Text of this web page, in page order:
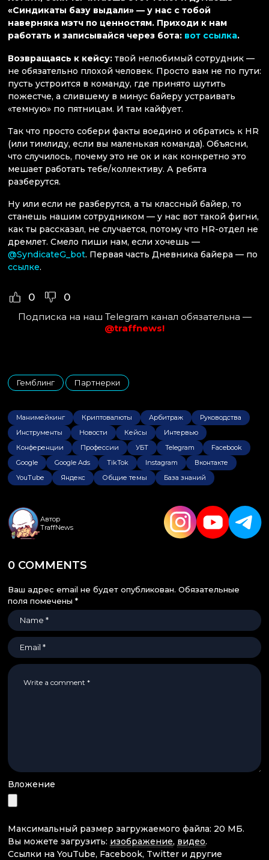
«Синдикаты базу выдали» — у нас с тобой
наверняка мэтч по ценностям. Приходи к нам
работать и записывайся через бота: вот ссылка.
Возвращаясь к кейсу: твой нелюбимый сотрудник —
не обязательно плохой человек. Просто вам не по пути:
пусть устроится в команду, где принято шутить
пожестче, а слившему в минус байеру устраивать
«темную» по пятницам. И там кайфует.
Так что просто собери факты воедино и обратись к HR
(или тимлиду, если вы маленькая команда). Объясни,
что случилось, почему это не ок и как конкретно это
мешает работать тебе/коллективу. А ребята
разберутся.
Ну или если не разберутся, а ты классный байер, то
станешь нашим сотрудником — у нас вот такой фигни,
как ты рассказал, не случается, потому что HR-отдел не
дремлет. Смело пиши нам, если хочешь —
@SyndicateG_bot. Первая часть Дневника байера — по
ссылке.
0 0
Подписка на наш Telegram канал обязательна —
@traffnews!
Гемблинг
,
Партнерки
Манимейкинг Криптовалюты Арбитраж
Руководства
Инструменты
Новости Кейсы
Интервью
Конференции
Профессии УБТ Telegram
Facebook
Google
Google Ads TikTok Instagram
Вконтакте
YouTube
Яндекс Общие темы База знаний
Автор
TraffNews
0 COMMENTS
Ваш адрес email не будет опубликован. Обязательные
поля помечены *
Вложение
Максимальный размер загружаемого файла: 20 МБ.
Вы можете загрузить: изображение, видео.
Ссылки на YouTube, Facebook, Twitter и другие